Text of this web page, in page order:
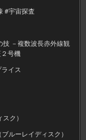
#宇宙探査
－複数波長赤外線観
号機
イス
ク）
ルーレイディスク）